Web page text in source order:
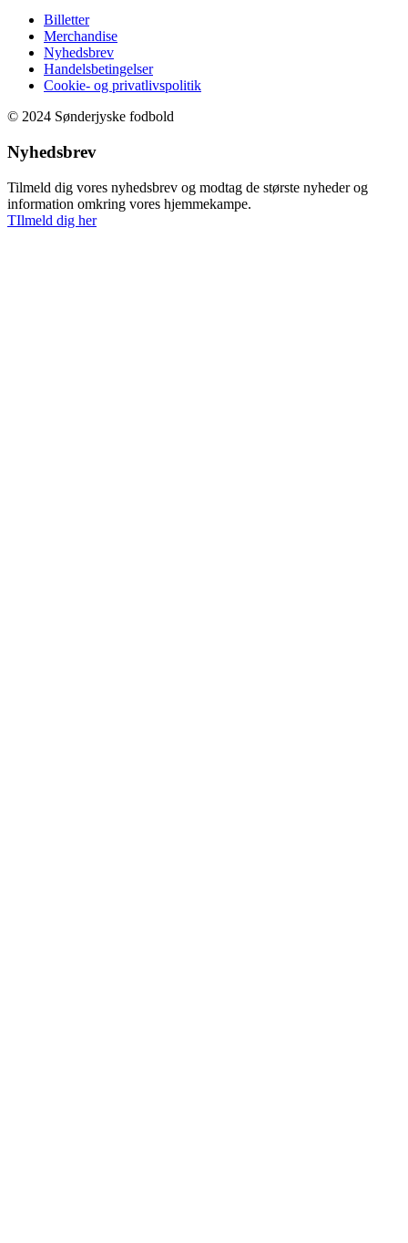
Billetter
Merchandise
Nyhedsbrev
Handelsbetingelser
Cookie- og privatlivspolitik
© 2024 Sønderjyske fodbold
Nyhedsbrev
Tilmeld dig vores nyhedsbrev og modtag de største nyheder og
information omkring vores hjemmekampe.
TIlmeld dig her